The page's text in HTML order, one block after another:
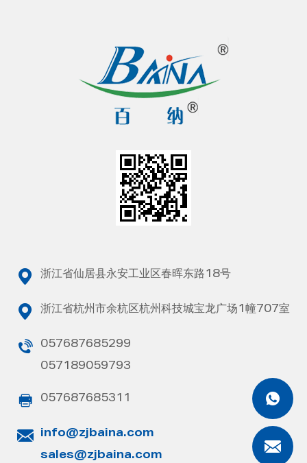
浙江省仙居县永安工业区春晖东路18号
浙江省杭州市余杭区杭州科技城宝龙广场1幢707室
057687685299
057189059793
057687685311
info@zjbaina.com
sales@zjbaina.com